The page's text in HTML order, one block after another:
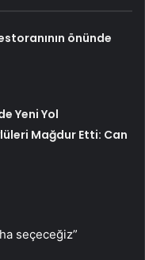
önünde
Yeni Yol
Mağdur Etti: Can
seçeceğiz”